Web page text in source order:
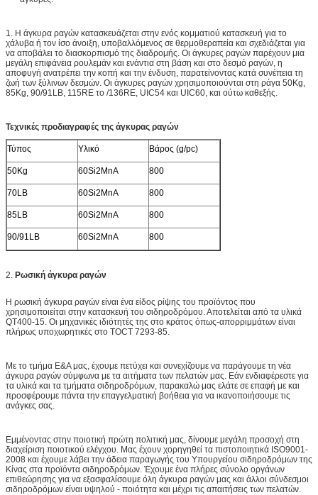
1. Η άγκυρα ραγών κατασκευάζεται στην ενός κομματιού κατασκευή για το
χάλυβα ή τον ίσο άνοιξη, υποβαλλόμενος σε θερμοθεραπεία και σχεδιάζεται για
να αποβάλει το διασκορπισμό της διαδρομής. Οι άγκυρες ραγών παρέχουν μια
μεγάλη επιφάνεια ρουλεμάν και ενάντια στη βάση και στο δεσμό ραγών, η
αποφυγή ανατρέπει την κοπή και την ένδυση, παρατείνοντας κατά συνέπεια τη
ζωή των ξύλινων δεσμών. Οι άγκυρες ραγών χρησιμοποιούνται στη ράγα 50Kg,
85Kg, 90/91LB, 115RE το /136RE, UIC54 και UIC60, και ούτω καθεξής.
Τεχνικές προδιαγραφές της άγκυρας ραγών
Τύπος Υλικό Βάρος (g/pc)
50Kg 60Si2MnA 800
70LB 60Si2MnA 800
85LB 60Si2MnA 800
90/91LB 60Si2MnA 800
2. Ρωσική άγκυρα ραγών
Η ρωσική άγκυρα ραγών είναι ένα είδος ρίψης του προϊόντος που
χρησιμοποιείται στην κατασκευή του σιδηροδρόμου. Αποτελείται από τα υλικά
QT400-15. Οι μηχανικές ιδιότητές της στο κράτος όπως-απορριμμάτων είναι
πλήρως υποχωρητικές στο TOCT 7293-85.
Με το τμήμα Ε&Α μας, έχουμε πετύχει και συνεχίζουμε να παράγουμε τη νέα
άγκυρα ραγών σύμφωνα με τα αιτήματα των πελατών μας. Εάν ενδιαφέρεστε για
τα υλικά και τα τμήματα σιδηροδρόμων, παρακαλώ μας ελάτε σε επαφή με και
προσφέρουμε πάντα την επαγγελματική βοήθεια για να ικανοποιήσουμε τις
ανάγκες σας.
Εμμένοντας στην ποιοτική πρώτη πολιτική μας, δίνουμε μεγάλη προσοχή στη
διαχείριση ποιοτικού ελέγχου. Μας έχουν χορηγηθεί τα πιστοποιητικά ISO9001-
2008 και έχουμε λάβει την άδεια παραγωγής του Υπουργείου σιδηροδρόμων της
Κίνας στα προϊόντα σιδηροδρόμων. Έχουμε ένα πλήρες σύνολο οργάνων
επιθεώρησης για να εξασφαλίσουμε όλη άγκυρα ραγών μας και άλλοι σύνδεσμοι
σιδηροδρόμων είναι υψηλού - ποιότητα και μέχρι τις απαιτήσεις των πελατών.